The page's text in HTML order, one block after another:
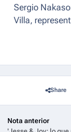
Sergio
Villa,
Share
Nota anterior